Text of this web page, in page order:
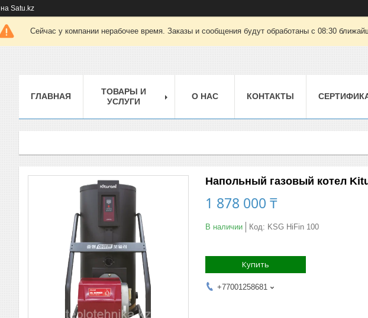
на Satu.kz
Сейчас у компании нерабочее время. Заказы и сообщения будут обработаны с 08:30
ГЛАВНАЯ
ТОВАРЫ И
УСЛУГИ
О НАС КОНТАКТЫ
Напольный газовый котел
1 878 000 ₸
В наличии Код: KSG HiFin 100
Купить
+77001258681